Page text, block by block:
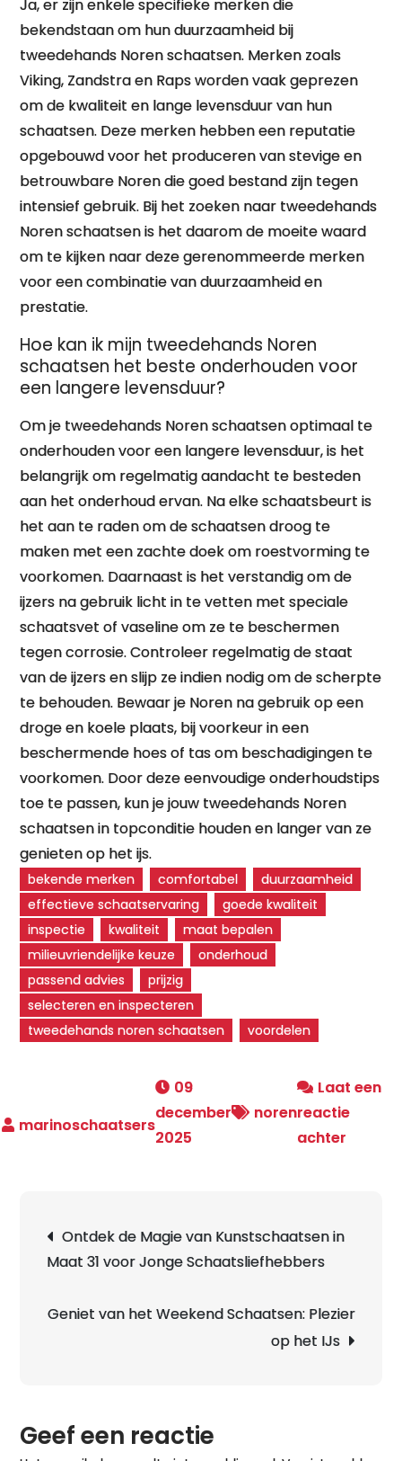
Ja, er zijn enkele specifieke merken die
bekendstaan om hun duurzaamheid bij
tweedehands Noren schaatsen. Merken zoals
Viking, Zandstra en Raps worden vaak geprezen
om de kwaliteit en lange levensduur van hun
schaatsen. Deze merken hebben een reputatie
opgebouwd voor het produceren van stevige en
betrouwbare Noren die goed bestand zijn tegen
intensief gebruik. Bij het zoeken naar tweedehands
Noren schaatsen is het daarom de moeite waard
om te kijken naar deze gerenommeerde merken
voor een combinatie van duurzaamheid en
prestatie.
Hoe kan ik mijn tweedehands Noren
schaatsen het beste onderhouden voor
een langere levensduur?
Om je tweedehands Noren schaatsen optimaal te
onderhouden voor een langere levensduur, is het
belangrijk om regelmatig aandacht te besteden
aan het onderhoud ervan. Na elke schaatsbeurt is
het aan te raden om de schaatsen droog te
maken met een zachte doek om roestvorming te
voorkomen. Daarnaast is het verstandig om de
ijzers na gebruik licht in te vetten met speciale
schaatsvet of vaseline om ze te beschermen
tegen corrosie. Controleer regelmatig de staat
van de ijzers en slijp ze indien nodig om de scherpte
te behouden. Bewaar je Noren na gebruik op een
droge en koele plaats, bij voorkeur in een
beschermende hoes of tas om beschadigingen te
voorkomen. Door deze eenvoudige onderhoudstips
toe te passen, kun je jouw tweedehands Noren
schaatsen in topconditie houden en langer van ze
genieten op het ijs.
bekende merken comfortabel
duurzaamheid
effectieve schaatservaring
goede kwaliteit
inspectie
kwaliteit
maat bepalen
milieuvriendelijke keuze
onderhoud
passend advies
prijzig
selecteren en inspecteren
tweedehands noren schaatsen
voordelen
09
december
2025
noren
Laat een
reactie
achter
Ontdek de Magie van Kunstschaatsen in
Maat 31 voor Jonge Schaatsliefhebbers
Geniet van het Weekend Schaatsen: Plezier
op het IJs
Geef een reactie